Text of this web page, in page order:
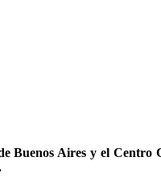
Buenos Aires y el Centro